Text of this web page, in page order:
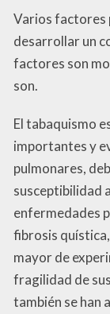
Varios factores
desarrollar un
factores son
son.
El tabaquismo
importantes y
pulmonares,
susceptibilidad
enfermedades
fibrosis
mayor de
fragilidad de
también se han